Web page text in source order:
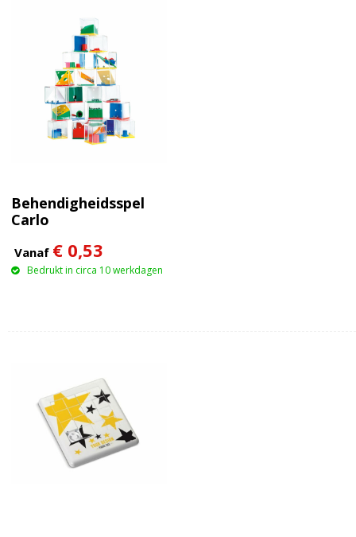
Behendigheidsspel
Carlo
Vanaf € 0,53
Bedrukt in circa 10 werkdagen